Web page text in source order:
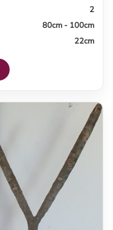
2
80cm - 100cm
22cm